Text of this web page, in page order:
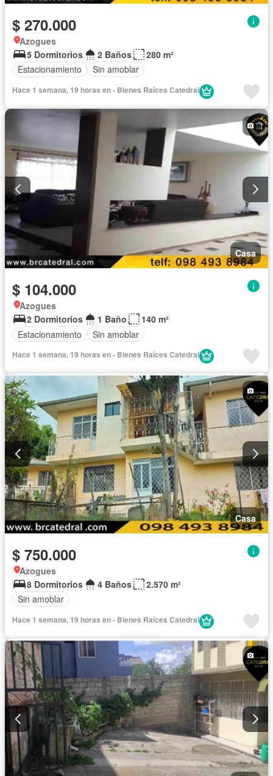
$ 270.000
Azogues
5 Dormitorios
2 Baños
280 m²
Estacionamiento
Sin amoblar
Hace 1 semana, 19 horas en - Bienes Raíces Catedral
Casa
$ 104.000
Azogues
2 Dormitorios
1 Baño
140 m²
Estacionamiento
Sin amoblar
Hace 1 semana, 19 horas en - Bienes Raíces Catedral
Casa
$ 750.000
Azogues
8 Dormitorios
4 Baños
2.570 m²
Sin amoblar
Hace 1 semana, 19 horas en - Bienes Raíces Catedral